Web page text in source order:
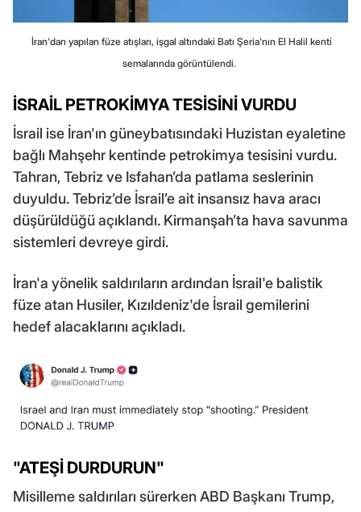
İran'dan yapılan füze atışları, işgal altındaki Batı Şeria'nın El Halil kenti
semalarında görüntülendi.
İSRAİL PETROKİMYA TESİSİNİ VURDU
İsrail ise İran'ın güneybatısındaki Huzistan eyaletine
bağlı Mahşehr kentinde petrokimya tesisini vurdu.
Tahran, Tebriz ve Isfahan’da patlama seslerinin
duyuldu. Tebriz’de İsrail’e ait insansız hava aracı
düşürüldüğü açıklandı. Kirmanşah’ta hava savunma
sistemleri devreye girdi.
İran'a yönelik saldırıların ardından İsrail'e balistik
füze atan Husiler, Kızıldeniz'de İsrail gemilerini
hedef alacaklarını açıkladı.
"ATEŞİ DURDURUN"
Misilleme saldırıları sürerken ABD Başkanı Trump,